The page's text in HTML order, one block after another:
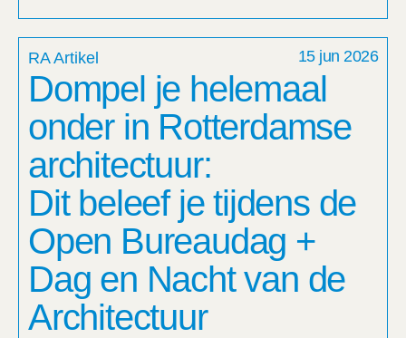
RA Artikel 15 jun 2026
Dompel je helemaal
onder in Rotterdamse
architectuur:
Dit beleef je tijdens de
Open Bureaudag +
Dag en Nacht van de
Architectuur